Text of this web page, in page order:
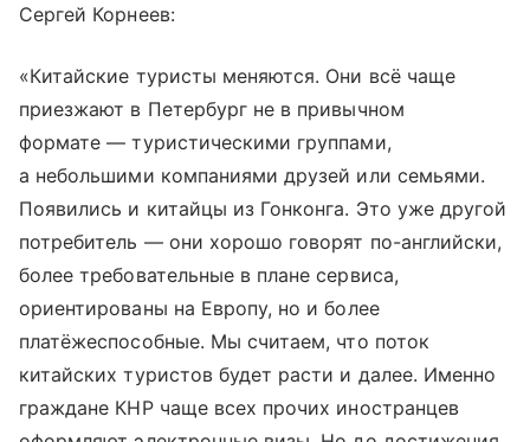
Сергей Корнеев:
«Китайские туристы меняются. Они всё чаще
приезжают в Петербург не в привычном
формате — туристическими группами,
а небольшими компаниями друзей или семьями.
Появились и китайцы из Гонконга. Это уже другой
потребитель — они хорошо говорят по-английски,
более требовательные в плане сервиса,
ориентированы на Европу, но и более
платёжеспособные. Мы считаем, что поток
китайских туристов будет расти и далее. Именно
граждане КНР чаще всех прочих иностранцев